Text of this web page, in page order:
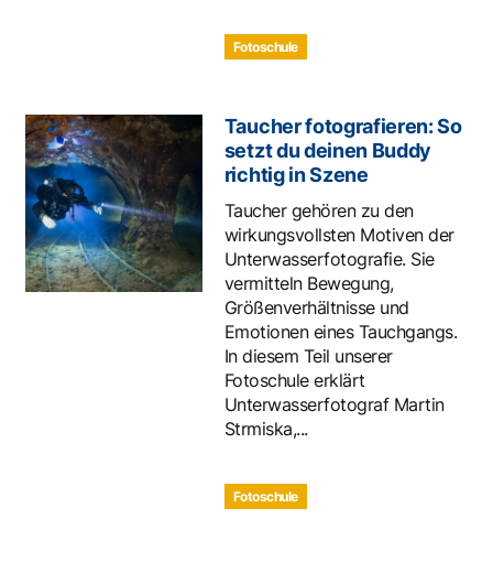
Fotoschule
Taucher fotografieren: So
setzt du deinen Buddy
richtig in Szene
Taucher gehören zu den
wirkungsvollsten Motiven der
Unterwasserfotografie. Sie
vermitteln Bewegung,
Größenverhältnisse und
Emotionen eines Tauchgangs.
In diesem Teil unserer
Fotoschule erklärt
Unterwasserfotograf Martin
Strmiska,...
Fotoschule